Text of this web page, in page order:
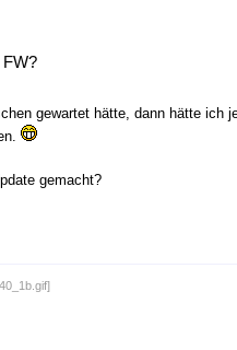
gewartet hätte, dann hätte ich
gemacht?